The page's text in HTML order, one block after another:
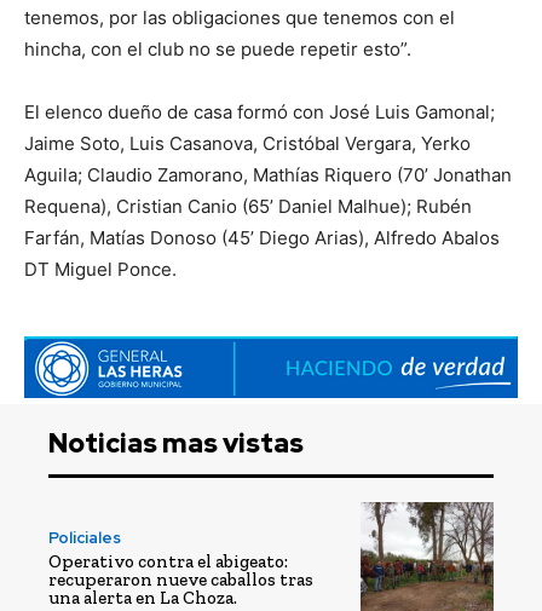
tenemos, por las obligaciones que tenemos con el
hincha, con el club no se puede repetir esto”.
El elenco dueño de casa formó con José Luis Gamonal;
Jaime Soto, Luis Casanova, Cristóbal Vergara, Yerko
Aguila; Claudio Zamorano, Mathías Riquero (70’ Jonathan
Requena), Cristian Canio (65’ Daniel Malhue); Rubén
Farfán, Matías Donoso (45’ Diego Arias), Alfredo Abalos
DT Miguel Ponce.
Noticias mas vistas
Policiales
Operativo contra el abigeato:
recuperaron nueve caballos tras
una alerta en La Choza.